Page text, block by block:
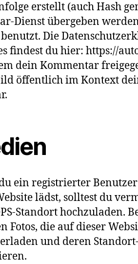
erstellt (auch Hash
Dienst übergeben
Die
findest du hier: https://
dein Kommentar
öffentlich im Kontext
ein registrierter
lädst, solltest du
Standort hochzuladen.
Fotos, die auf dieser
und deren